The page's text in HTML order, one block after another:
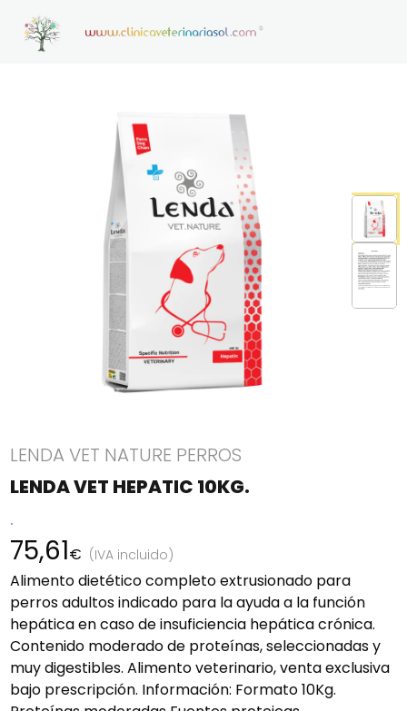
LENDA VET NATURE PERROS
LENDA VET HEPATIC 10KG.
.
75,61€ (IVA incluido)
Alimento dietético completo extrusionado para
perros adultos indicado para la ayuda a la función
hepática en caso de insuficiencia hepática crónica.
Contenido moderado de proteínas, seleccionadas y
muy digestibles. Alimento veterinario, venta exclusiva
bajo prescripción. Información: Formato 10Kg.